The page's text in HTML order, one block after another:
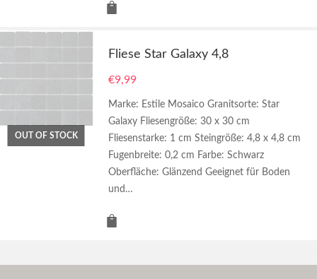
OUT OF STOCK
Fliese Star Galaxy 4,8
€9,99
Marke: Estile Mosaico Granitsorte: Star
Galaxy Fliesengröße: 30 x 30 cm
Fliesenstarke: 1 cm Steingröße: 4,8 x 4,8 cm
Fugenbreite: 0,2 cm Farbe: Schwarz
Oberfläche: Glänzend Geeignet für Boden
und…